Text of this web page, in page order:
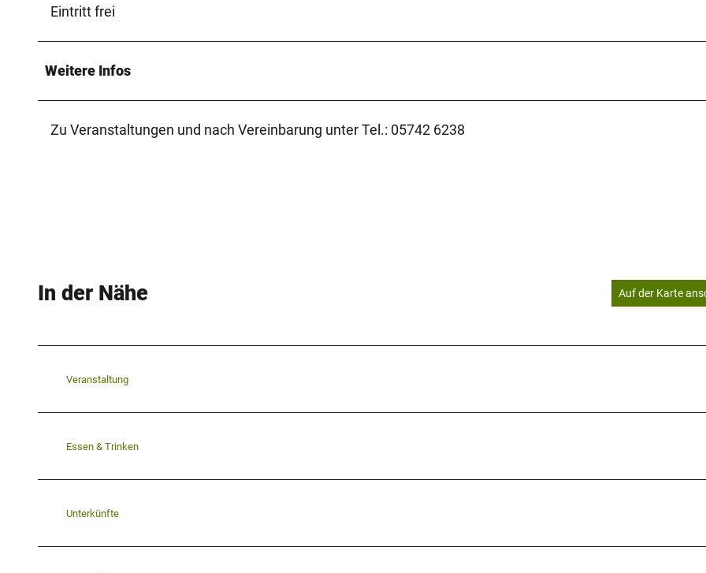
Eintritt frei
Weitere Infos
Zu Veranstaltungen und nach Vereinbarung unter Tel.: 05742 6238
In der Nähe Auf der Karte
Veranstaltung
Essen & Trinken
Unterkünfte